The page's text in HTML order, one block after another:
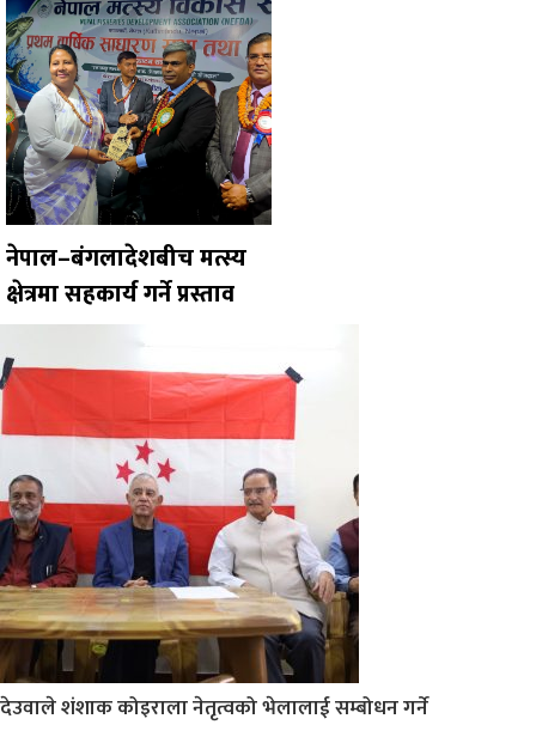
नेपाल–बंगलादेशबीच मत्स्य
क्षेत्रमा सहकार्य गर्ने प्रस्ताव
देउवाले शंशाक कोइराला नेतृत्वको भेलालाई सम्बोधन गर्ने